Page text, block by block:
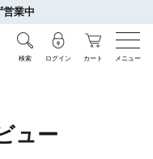
営業中
検索 ログイン カート メニュー
ュー